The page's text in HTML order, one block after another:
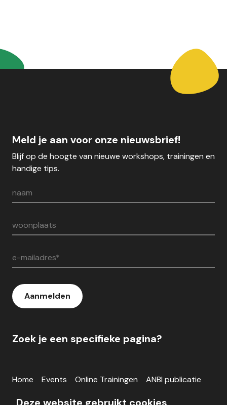
Meld je aan voor onze nieuwsbrief!
Blijf op de hoogte van nieuwe workshops, trainingen en
handige tips.
naam
woonplaats
e-mailadres*
Aanmelden
Zoek je een specifieke pagina?
Home Events Online Trainingen
ANBI publicatie
Inloggen